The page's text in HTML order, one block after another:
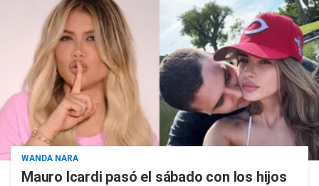
WANDA NARA
Mauro Icardi pasó el sábado con los hijos